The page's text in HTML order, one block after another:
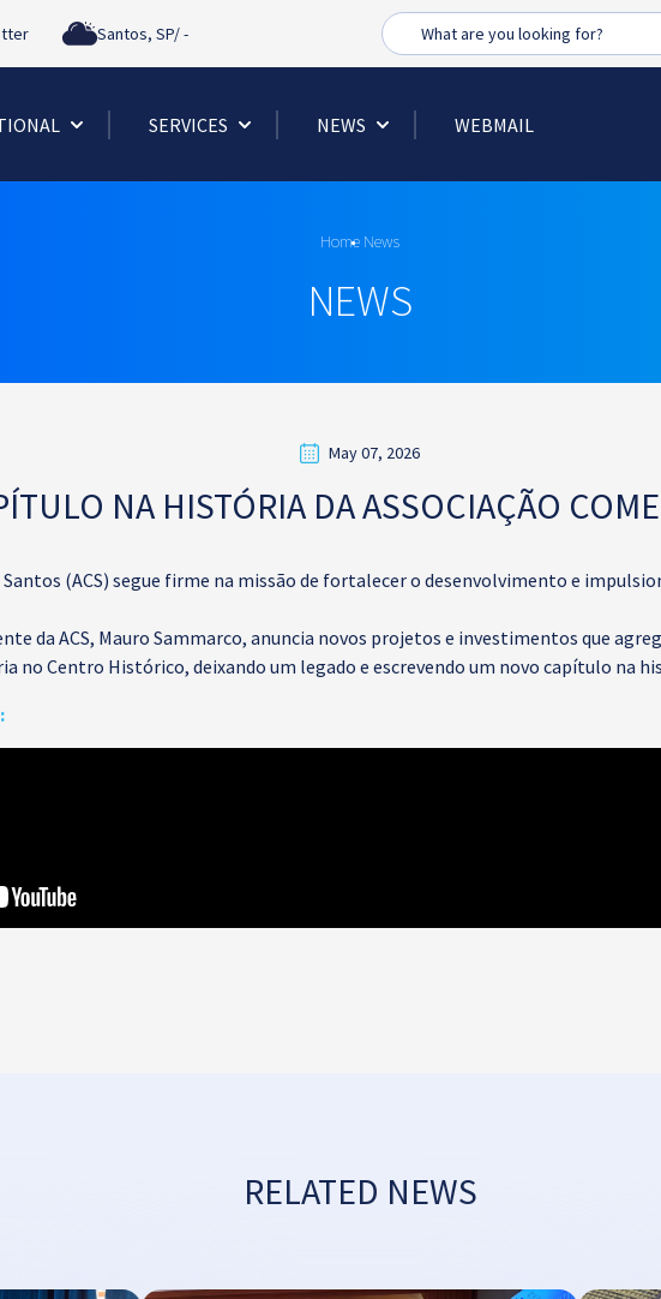
Santos, SP/- Busca
SERVICES NEWS WEBMAIL
Home News
NEWS
May 07, 2026
NA HISTÓRIA DA ASSOCIAÇÃO
Santos (ACS) segue firme na missão de fortalecer o desenvolvimento e
da ACS, Mauro Sammarco, anuncia novos projetos e investimentos que
no Centro Histórico, deixando um legado e escrevendo um novo capítulo na
RELATED NEWS